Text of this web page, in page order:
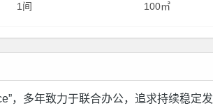
100㎡
1间
，多年致力于联合办公，追求持续稳定发